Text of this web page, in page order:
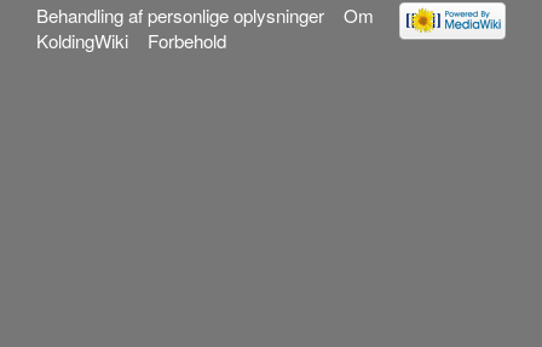
Behandling af personlige oplysninger
Om
KoldingWiki
Forbehold